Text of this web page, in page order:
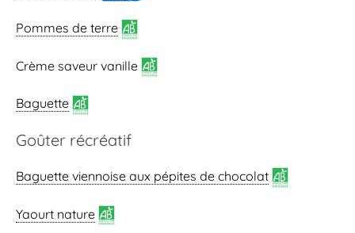
Pommes de terre
Crème saveur vanille
Baguette
Goûter récréatif
Baguette viennoise aux pépites de chocolat
Yaourt nature